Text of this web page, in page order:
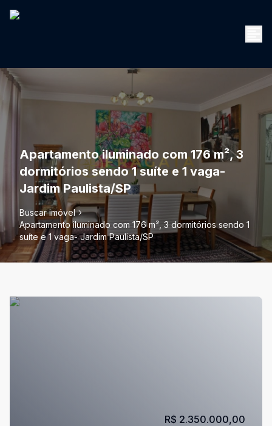
Apartamento iluminado com 176 m², 3
dormitórios sendo 1 suíte e 1 vaga-
Jardim Paulista/SP
Buscar imóvel
Apartamento iluminado com 176 m², 3 dormitórios sendo 1
suíte e 1 vaga- Jardim Paulista/SP
R$ 2.350.000,00